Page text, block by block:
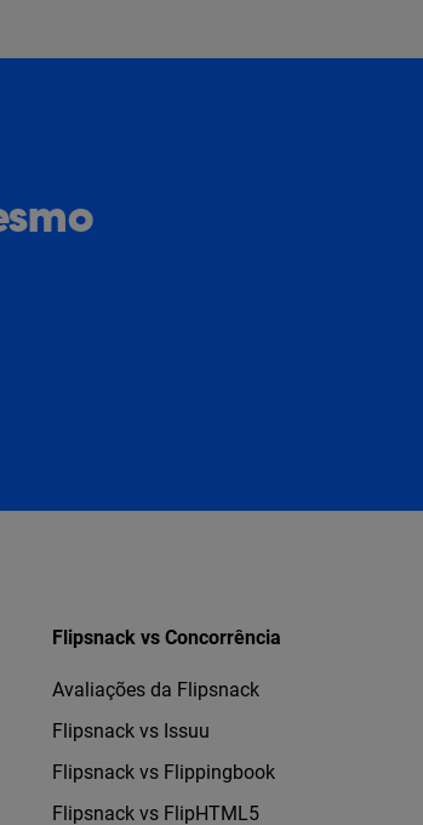
Flipsnack vs Concorrência
Avaliações da Flipsnack
Flipsnack vs Issuu
Flipsnack vs Flippingbook
Flipsnack vs FlipHTML5